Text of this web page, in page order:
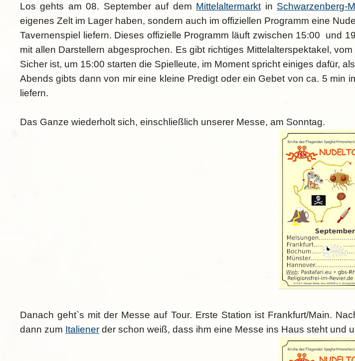
Los gehts am 08. September auf dem Mittelaltermarkt in Schwarzenberg-
eigenes Zelt im Lager haben, sondern auch im offiziellen Programm eine
Tavernenspiel liefern. Dieses offizielle Programm läuft zwischen 15:00 und
mit allen Darstellern abgesprochen. Es gibt richtiges Mittelalterspektakel,
Sicher ist, um 15:00 starten die Spielleute, im Moment spricht einiges dafür,
Abends gibts dann von mir eine kleine Predigt oder ein Gebet von ca. 5 min
liefern.
Das Ganze wiederholt sich, einschließlich unserer Messe, am Sonntag.
Danach geht`s mit der Messe auf Tour. Erste Station ist Frankfurt/Main.
dann zum Italiener der schon weiß, dass ihm eine Messe ins Haus steht und